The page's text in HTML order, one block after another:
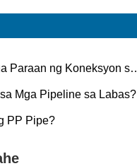
Paraan ng Koneksyon sa
Mga Pipeline sa Labas?
PP Pipe?